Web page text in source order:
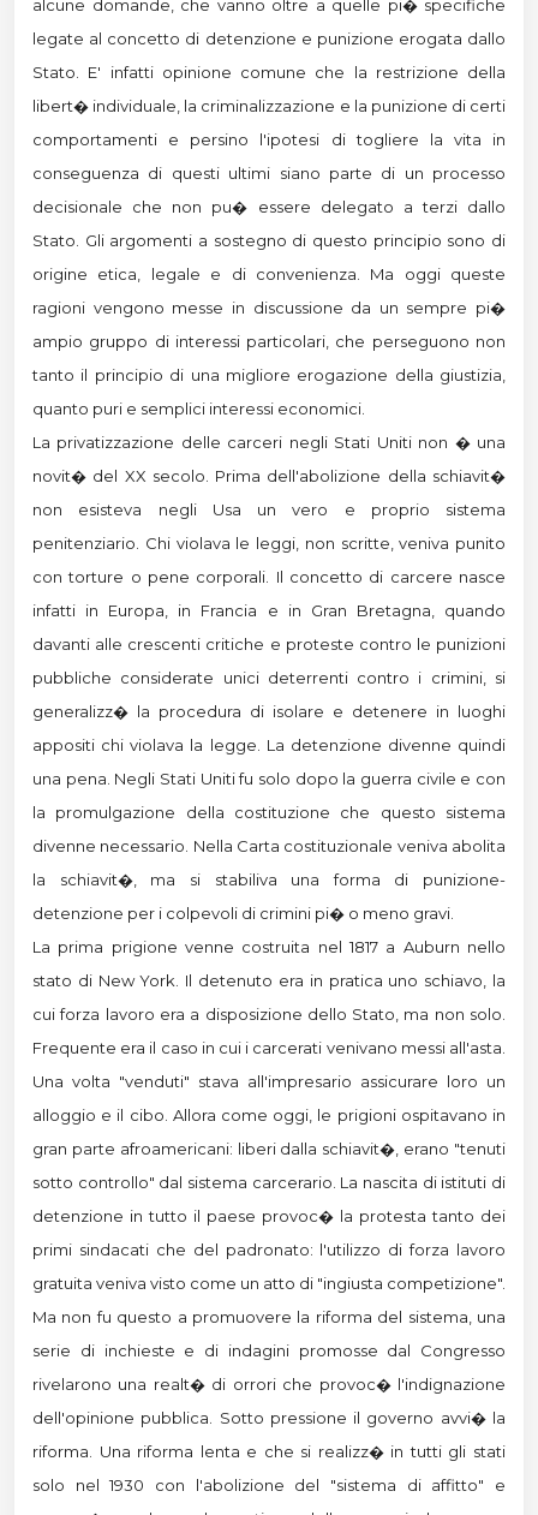
alcune domande, che vanno oltre a quelle pi� specifiche
legate al concetto di detenzione e punizione erogata dallo
Stato. E' infatti opinione comune che la restrizione della
libert� individuale, la criminalizzazione e la punizione di certi
comportamenti e persino l'ipotesi di togliere la vita in
conseguenza di questi ultimi siano parte di un processo
decisionale che non pu� essere delegato a terzi dallo
Stato. Gli argomenti a sostegno di questo principio sono di
origine etica, legale e di convenienza. Ma oggi queste
ragioni vengono messe in discussione da un sempre pi�
ampio gruppo di interessi particolari, che perseguono non
tanto il principio di una migliore erogazione della giustizia,
quanto puri e semplici interessi economici.
La privatizzazione delle carceri negli Stati Uniti non � una
novit� del XX secolo. Prima dell'abolizione della schiavit�
non esisteva negli Usa un vero e proprio sistema
penitenziario. Chi violava le leggi, non scritte, veniva punito
con torture o pene corporali. Il concetto di carcere nasce
infatti in Europa, in Francia e in Gran Bretagna, quando
davanti alle crescenti critiche e proteste contro le punizioni
pubbliche considerate unici deterrenti contro i crimini, si
generalizz� la procedura di isolare e detenere in luoghi
appositi chi violava la legge. La detenzione divenne quindi
una pena. Negli Stati Uniti fu solo dopo la guerra civile e con
la promulgazione della costituzione che questo sistema
divenne necessario. Nella Carta costituzionale veniva abolita
la schiavit�, ma si stabiliva una forma di punizione-
detenzione per i colpevoli di crimini pi� o meno gravi.
La prima prigione venne costruita nel 1817 a Auburn nello
stato di New York. Il detenuto era in pratica uno schiavo, la
cui forza lavoro era a disposizione dello Stato, ma non solo.
Frequente era il caso in cui i carcerati venivano messi all'asta.
Una volta "venduti" stava all'impresario assicurare loro un
alloggio e il cibo. Allora come oggi, le prigioni ospitavano in
gran parte afroamericani: liberi dalla schiavit�, erano "tenuti
sotto controllo" dal sistema carcerario. La nascita di istituti di
detenzione in tutto il paese provoc� la protesta tanto dei
primi sindacati che del padronato: l'utilizzo di forza lavoro
gratuita veniva visto come un atto di "ingiusta competizione".
Ma non fu questo a promuovere la riforma del sistema, una
serie di inchieste e di indagini promosse dal Congresso
rivelarono una realt� di orrori che provoc� l'indignazione
dell'opinione pubblica. Sotto pressione il governo avvi� la
riforma. Una riforma lenta e che si realizz� in tutti gli stati
solo nel 1930 con l'abolizione del "sistema di affitto" e